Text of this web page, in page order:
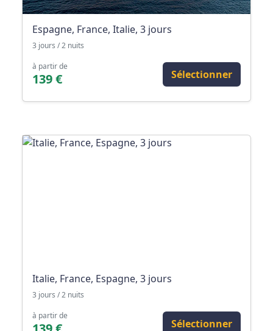
Espagne, France, Italie, 3 jours
3 jours / 2 nuits
à partir de
139 € Sélectionner
Italie, France, Espagne, 3 jours
3 jours / 2 nuits
à partir de
Sélectionner